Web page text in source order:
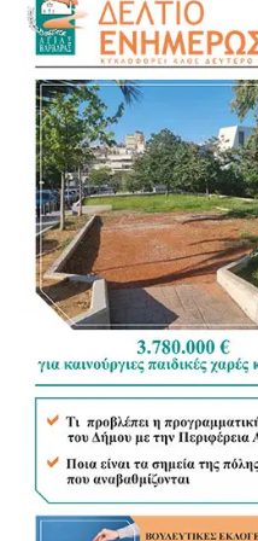
Για τον νέο Κώδικα της
σημαντικό βήμα τη
νομοθεσίας σε ένα ενιαίο
στον τρόπο με τον οποίο
Αυτοδιοίκηση ξέρει τι
υποστηρίζοντας ότι οι
πιο καθοριστικό ρόλο
πλαισίου.
«Τα ουσιώδη είναι οι